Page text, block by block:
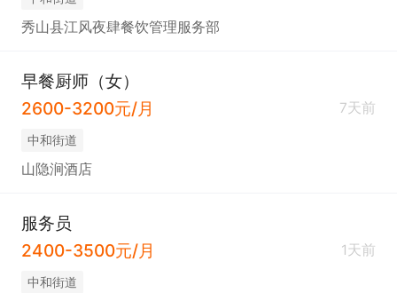
秀山县江风夜肆餐饮管理服务部
早餐厨师（女）
2600-3200元/月
7天前
中和街道
山隐涧酒店
服务员
2400-3500元/月
1天前
中和街道